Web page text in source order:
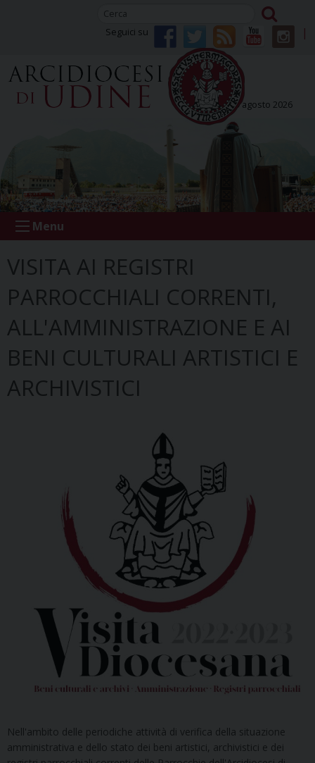
Seguici su
domenica 09 agosto 2026
Menu
VISITA AI REGISTRI
PARROCCHIALI CORRENTI,
ALL'AMMINISTRAZIONE E AI
BENI CULTURALI ARTISTICI E
ARCHIVISTICI
Nell'ambito delle periodiche attività di verifica della situazione
amministrativa e dello stato dei beni artistici, archivistici e dei